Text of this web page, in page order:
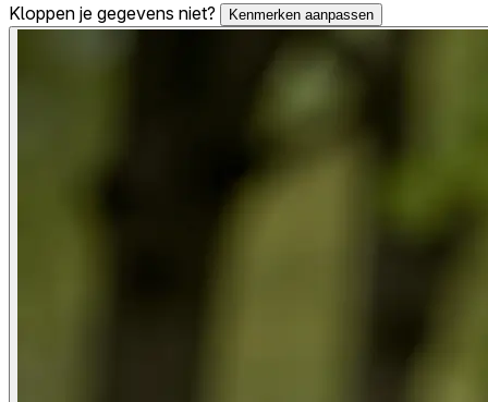
Kloppen je gegevens niet?
Kenmerken aanpassen